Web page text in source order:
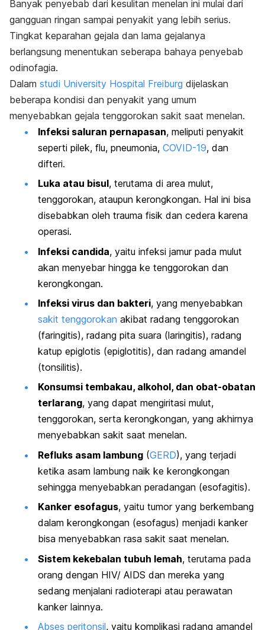
Banyak penyebab dari kesulitan menelan ini mulai dari
gangguan ringan sampai penyakit yang lebih serius.
Tingkat keparahan gejala dan lama gejalanya
berlangsung menentukan seberapa bahaya penyebab
odinofagia.
Dalam studi University Hospital Freiburg dijelaskan
beberapa kondisi dan penyakit yang umum
menyebabkan gejala tenggorokan sakit saat menelan.
Infeksi saluran pernapasan, meliputi penyakit
seperti pilek, flu, pneumonia, COVID-19, dan
difteri.
Luka atau bisul, terutama di area mulut,
tenggorokan, ataupun kerongkongan. Hal ini bisa
disebabkan oleh trauma fisik dan cedera karena
operasi.
Infeksi candida, yaitu infeksi jamur pada mulut
akan menyebar hingga ke tenggorokan dan
kerongkongan.
Infeksi virus dan bakteri, yang menyebabkan
sakit tenggorokan akibat radang tenggorokan
(faringitis), radang pita suara (laringitis), radang
katup epiglotis (epiglotitis), dan radang amandel
(tonsilitis).
Konsumsi tembakau, alkohol, dan obat-obatan
terlarang, yang dapat mengiritasi mulut,
tenggorokan, serta kerongkongan, yang akhirnya
menyebabkan sakit saat menelan.
Refluks asam lambung (GERD), yang terjadi
ketika asam lambung naik ke kerongkongan
sehingga menyebabkan peradangan (esofagitis).
Kanker esofagus, yaitu tumor yang berkembang
dalam kerongkongan (esofagus) menjadi kanker
bisa menyebabkan rasa sakit saat menelan.
Sistem kekebalan tubuh lemah, terutama pada
orang dengan HIV/ AIDS dan mereka yang
sedang menjalani radioterapi atau perawatan
kanker lainnya.
Abses peritonsil, yaitu komplikasi radang amandel